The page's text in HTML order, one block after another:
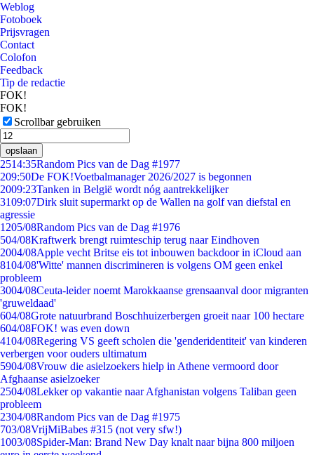
Weblog
Fotoboek
Prijsvragen
Contact
Colofon
Feedback
Tip de redactie
FOK!
FOK!
Scrollbar gebruiken
opslaan
2514:35Random Pics van de Dag #1977
209:50De FOK!Voetbalmanager 2026/2027 is begonnen
2009:23Tanken in België wordt nóg aantrekkelijker
3109:07Dirk sluit supermarkt op de Wallen na golf van diefstal en
agressie
1205/08Random Pics van de Dag #1976
504/08Kraftwerk brengt ruimteschip terug naar Eindhoven
2004/08Apple vecht Britse eis tot inbouwen backdoor in iCloud aan
8104/08'Witte' mannen discrimineren is volgens OM geen enkel
probleem
3004/08Ceuta-leider noemt Marokkaanse grensaanval door migranten
'gruweldaad'
604/08Grote natuurbrand Boschhuizerbergen groeit naar 100 hectare
604/08FOK! was even down
4104/08Regering VS geeft scholen die 'genderidentiteit' van kinderen
verbergen voor ouders ultimatum
5904/08Vrouw die asielzoekers hielp in Athene vermoord door
Afghaanse asielzoeker
2504/08Lekker op vakantie naar Afghanistan volgens Taliban geen
probleem
2304/08Random Pics van de Dag #1975
703/08VrijMiBabes #315 (not very sfw!)
1003/08Spider-Man: Brand New Day knalt naar bijna 800 miljoen